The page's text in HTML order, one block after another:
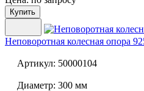
Купить
Неповоротная колесная опора
Артикул: 50000104
Диаметр: 300 мм